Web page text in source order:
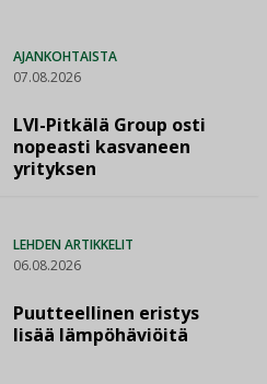
AJANKOHTAISTA
07.08.2026
LVI-Pitkälä Group osti
nopeasti kasvaneen
yrityksen
LEHDEN ARTIKKELIT
06.08.2026
Puutteellinen eristys
lisää lämpöhäviöitä